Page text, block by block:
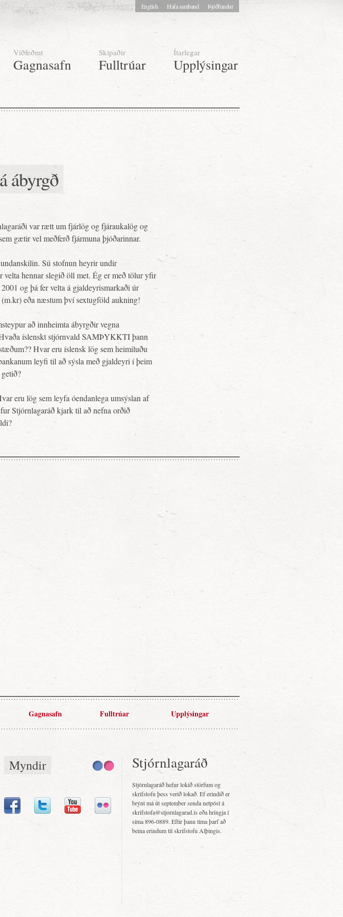
Víðfeðmt
Gagnasafn
Skipaðir
Fulltrúar
Ítarlegar
Upplýsingar
English Hafa samband Þjóðfundur
ábyrgð
var rætt um fjárlög og fjáraukalög og
gætir vel meðferð fjármuna þjóðarinnar.
Sú stofnun heyrir undir
velta hennar slegið öll met. Ég er með tölur yfir
og þá fer velta á gjaldeyrismarkaði úr
eða næstum því sextugföld aukning!
að innheimta ábyrgðir vegna
íslenskt stjórnvald SAMÞYKKTI þann
Hvar eru íslensk lög sem heimiluðu
leyfi til að sýsla með gjaldeyri í þeim
eru lög sem leyfa óendanlega umsýslan af
Stjórnlagaráð kjark til að nefna orðið
Gagnasafn Fulltrúar Upplýsingar
Myndir Stjórnlagaráð
Stjórnlagaráð hefur lokið störfum og
skrifstofu þess verið lokað. Ef erindið er
brýnt má út september senda netpóst á
skrifstofa@stjornlagarad.is eða hringja í
síma 896-0889. Eftir þann tíma þarf að
beina erindum til skrifstofu Alþingis.